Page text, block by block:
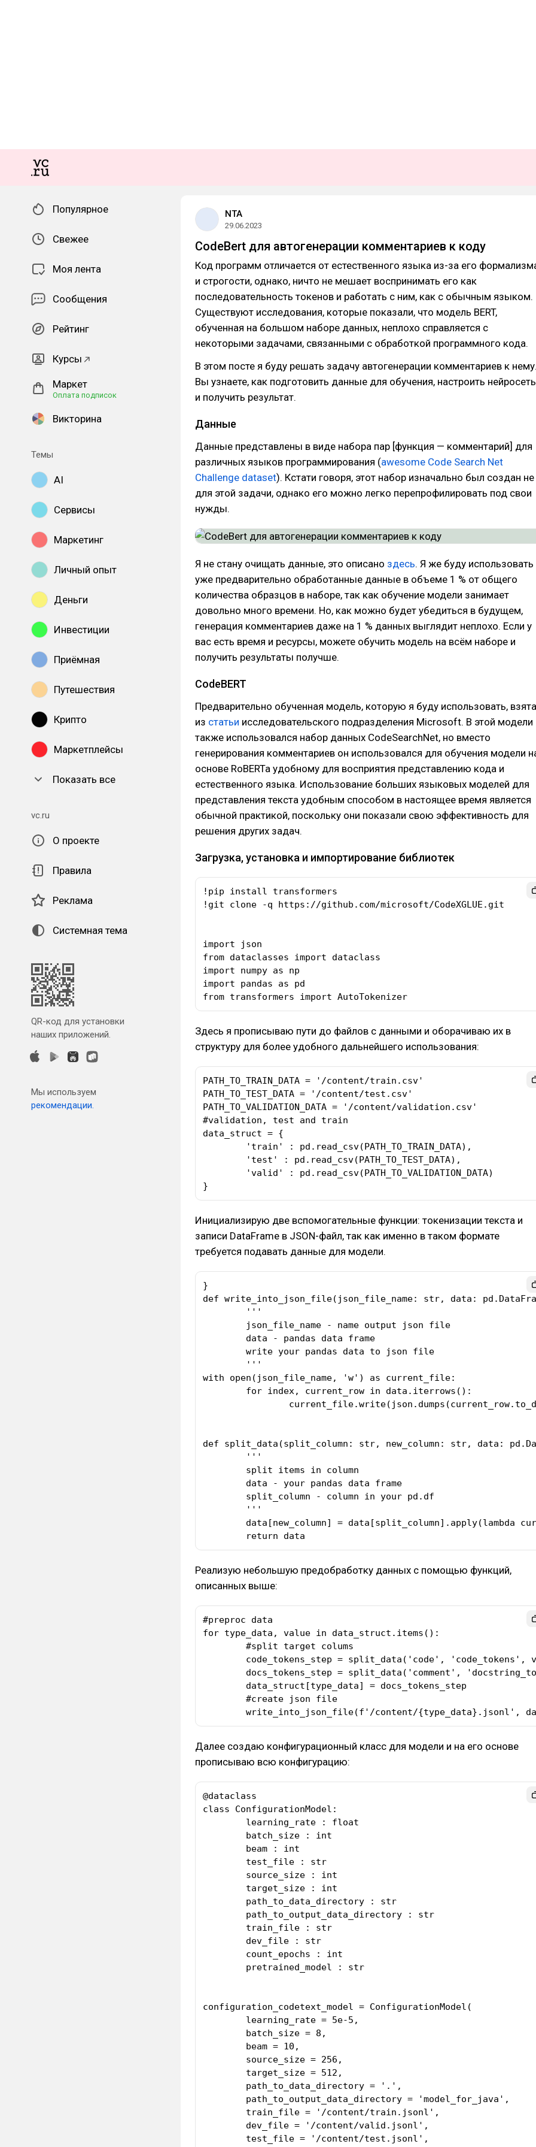
Популярное
Свежее
Моя лента
Сообщения
Рейтинг
Курсы
Маркет
Оплата подписок
Викторина
Темы
AI
Сервисы
Маркетинг
Личный опыт
Деньги
Инвестиции
Приёмная
Путешествия
Крипто
Маркетплейсы
Показать все
vc.ru
О проекте
Правила
Реклама
Системная тема
QR-код для установки
наших приложений.
Мы используем
рекомендации.
NTA
29.06.2023
CodeBert для автогенерации комментариев к коду
Код программ отличается от естественного языка из-за его
и строгости, однако, ничто не мешает воспринимать его как
последовательность токенов и работать с ним, как с обычным языком.
Существуют исследования, которые показали, что модель BERT,
обученная на большом наборе данных, неплохо справляется с
некоторыми задачами, связанными с обработкой программного кода.
В этом посте я буду решать задачу автогенерации комментариев к
Вы узнаете, как подготовить данные для обучения, настроить нейросеть
и получить результат.
Данные
Данные представлены в виде набора пар [функция — комментарий] для
различных языков программирования (awesome Code Search Net
Challenge dataset). Кстати говоря, этот набор изначально был создан не
для этой задачи, однако его можно легко перепрофилировать под свои
нужды.
Я не стану очищать данные, это описано здесь. Я же буду использовать
уже предварительно обработанные данные в объеме 1 % от общего
количества образцов в наборе, так как обучение модели занимает
довольно много времени. Но, как можно будет убедиться в будущем,
генерация комментариев даже на 1 % данных выглядит неплохо. Если у
вас есть время и ресурсы, можете обучить модель на всём наборе и
получить результаты получше.
CodeBERT
Предварительно обученная модель, которую я буду использовать, взята
из статьи исследовательского подразделения Microsoft. В этой модели
также использовался набор данных CodeSearchNet, но вместо
генерирования комментариев он использовался для обучения модели
основе RoBERTa удобному для восприятия представлению кода и
естественного языка. Использование больших языковых моделей для
представления текста удобным способом в настоящее время является
обычной практикой, поскольку они показали свою эффективность для
решения других задач.
Загрузка, установка и импортирование библиотек
!pip install transformers
!git clone -q https://github.com/microsoft/CodeXGLUE.git
import json
from dataclasses import dataclass
import numpy as np
import pandas as pd
from transformers import AutoTokenizer
Здесь я прописываю пути до файлов с данными и оборачиваю их в
структуру для более удобного дальнейшего использования:
PATH_TO_TRAIN_DATA = '/content/train.csv'
PATH_TO_TEST_DATA = '/content/test.csv'
PATH_TO_VALIDATION_DATA = '/content/validation.csv'
#validation, test and train
data_struct = {
}
Инициализирую две вспомогательные функции: токенизации текста и
записи DataFrame в JSON-файл, так как именно в таком формате
требуется подавать данные для модели.
}
def write_into_json_file(json_file_name: str, data:
with open(json_file_name, 'w') as current_file:
def split_data(split_column: str, new_column: str, data:
	return data
Реализую небольшую предобработку данных с помощью функций,
описанных выше:
#preproc data
for type_data, value in data_struct.items():
write_into_json_file(f'/content/{type_data}.jsonl',
Далее создаю конфигурационный класс для модели и на его основе
прописываю всю конфигурацию:
@dataclass
class ConfigurationModel:
configuration_codetext_model = ConfigurationModel(